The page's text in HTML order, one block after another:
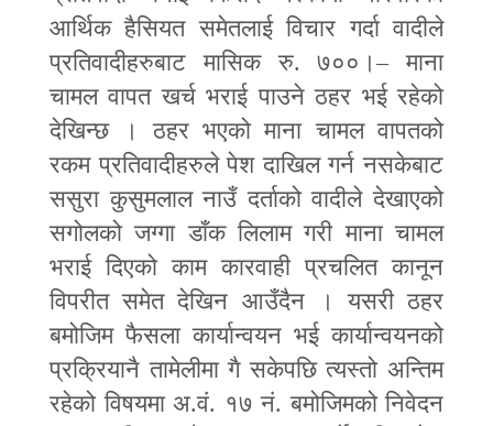
आर्थिक हैसियत समेतलाई विचार गर्दा वादीले
प्रतिवादीहरुबाट मासिक रु. ७००।–माना
चामल वापत खर्च भराई पाउने ठहर भई रहेको
देखिन्छ । ठहर भएको माना चामल वापतको
रकम प्रतिवादीहरुले पेश दाखिल गर्न नसकेबाट
ससुरा कुसुमलाल नाउँ दर्ताको वादीले देखाएको
सगोलको जग्गा डाँक लिलाम गरी माना चामल
भराई दिएको काम कारवाही प्रचलित कानून
विपरीत समेत देखिन आउँदैन । यसरी ठहर
बमोजिम फैसला कार्यान्वयन भई कार्यान्वयनको
प्रक्रियानै तामेलीमा गै सकेपछि त्यस्तो अन्तिम
रहेको विषयमा अ.वं. १७ नं. बमोजिमको निवेदन